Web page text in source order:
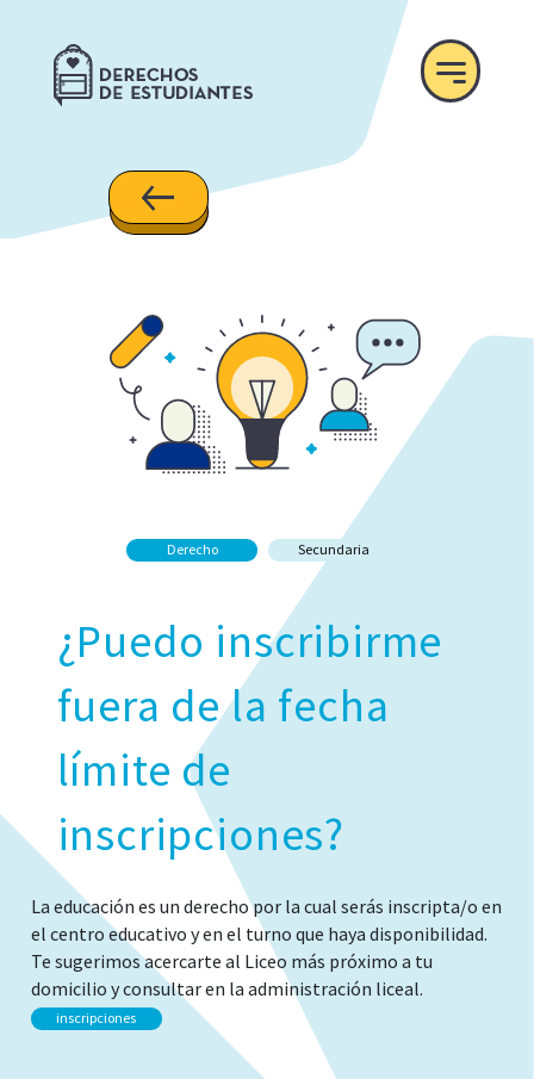
Derecho Secundaria
¿Puedo inscribirme
fuera de la fecha
límite de
inscripciones?
La educación es un derecho por la cual serás inscripta/o en
el centro educativo y en el turno que haya disponibilidad.
Te sugerimos acercarte al Liceo más próximo a tu
domicilio y consultar en la administración liceal.
inscripciones